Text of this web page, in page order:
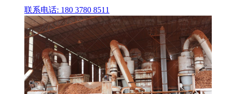
联系电话: 180 3780 8511